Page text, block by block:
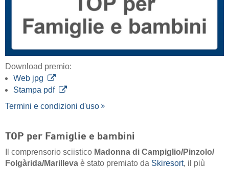
Download premio:
Web jpg
Stampa pdf
Termini e condizioni d'uso
TOP per Famiglie e bambini
Il comprensorio sciistico Madonna di Campiglio/​Pinzolo/​
Folgàrida/​Marilleva è stato premiato da Skiresort, il più